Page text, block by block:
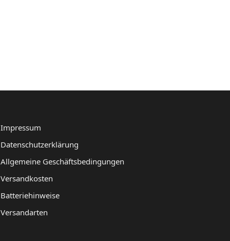
Impressum
Datenschutzerklärung
Allgemeine Geschäftsbedingungen
Versandkosten
Batteriehinweise
Versandarten